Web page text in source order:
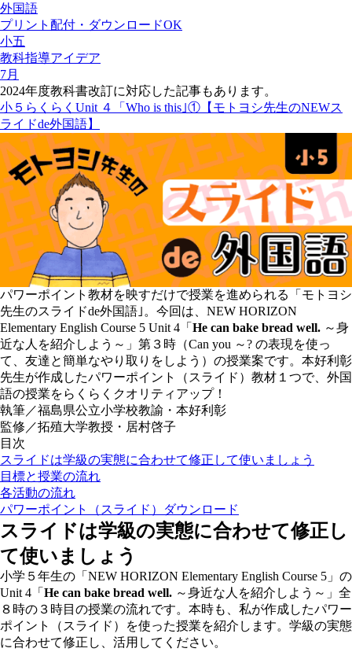
外国語
プリント配付・ダウンロードOK
小五
教科指導アイデア
7月
2024年度教科書改訂に対応した記事もあります。
小５らくらくUnit ４「Who is this｣①【モトヨシ先生のNEWス
ライドde外国語】
パワーポイント教材を映すだけで授業を進められる
「モトヨシ
先生のスライドde外国語｣ 。今回は、NEW HORIZON
Elementary English Course 5 Unit 4「 He can bake bread well. ～身
近な人を紹介しよう～」第３時（Can you ～? の表現を使っ
て、友達と簡単なやり取りをしよう）の授業案です。本好利彰
先生が作成したパワーポイント（スライド）教材１つで、外国
語の授業をらくらくクオリティアップ！
執筆／福島県公立小学校教諭・本好利彰
監修／拓殖大学教授・居村啓子
目次
スライドは学級の実態に合わせて修正して使いましょう
目標と授業の流れ
各活動の流れ
パワーポイント（スライド）ダウンロード
スライドは学級の実態に合わせて修正し
て使いましょう
小学５年生の「NEW HORIZON Elementary English Course 5」の
Unit 4「 He can bake bread well. ～身近な人を紹介しよう～」全
８時の３時目の授業の流れです。本時も、私が作成したパワー
ポイント（スライド）を使った授業を紹介します。学級の実態
に合わせて修正し、活用してください。